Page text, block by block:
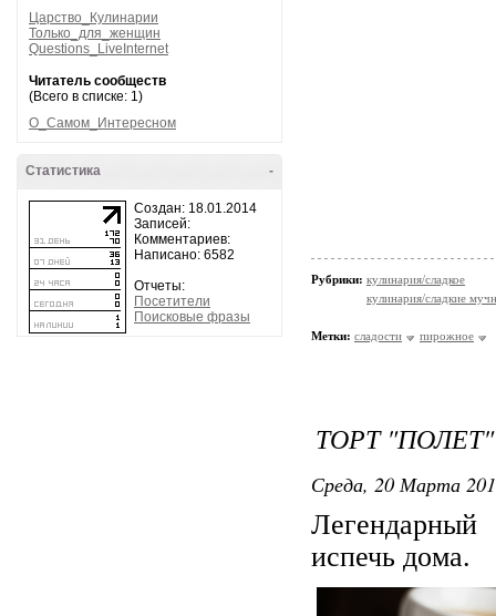
Царство_Кулинарии
Только_для_женщин
Questions_LiveInternet
Читатель сообществ
(Всего в списке: 1)
О_Самом_Интересном
-
Статистика
Создан: 18.01.2014
Записей:
Комментариев:
Написано: 6582
Отчеты:
Посетители
Поисковые фразы
Рубрики: кулинария/сладкое
кулинария/сладкие
Метки: сладости пирожное
ТОРТ "ПОЛЕТ"
Среда, 20 Марта
испечь дома.